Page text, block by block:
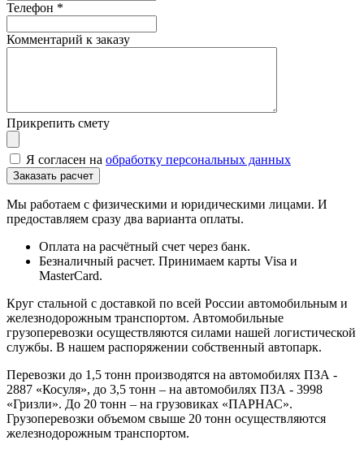
Телефон *
Комментарий к заказу
Прикрепить смету
Я согласен на обработку персональных данных
Мы работаем с физическими и юридическими лицами. И
предоставляем сразу два варианта оплаты.
Оплата на расчётный счет через банк.
Безналичный расчет. Принимаем карты Visa и
MasterCard.
Круг стальной с доставкой по всей России автомобильным и
железнодорожным транспортом. Автомобильные
грузоперевозки осуществляются силами нашей логистической
службы. В нашем распоряжении собственный автопарк.
Перевозки до 1,5 тонн производятся на автомобилях ПЗА -
2887 «Косуля», до 3,5 тонн – на автомобилях ПЗА - 3998
«Гризли». До 20 тонн – на грузовиках «ПАРНАС».
Грузоперевозки объемом свыше 20 тонн осуществляются
железнодорожным транспортом.